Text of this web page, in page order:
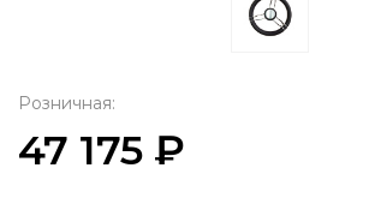
Розничная:
47 175 ₽